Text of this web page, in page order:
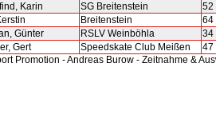
Karin SG Breitenstein
52
Breitenstein
64
Günter RSLV Weinböhla
34
Gert Speedskate Club Meißen
47
Promotion - Andreas Burow - Zeitnahme &